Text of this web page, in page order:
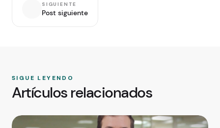
SIGUIENTE
Post siguiente
SIGUE LEYENDO
Artículos relacionados